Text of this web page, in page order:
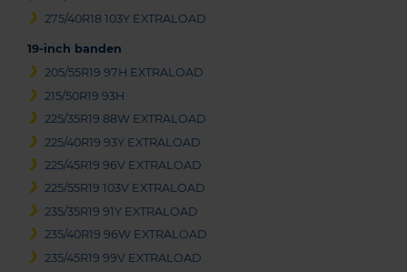
275/40R18 103Y EXTRALOAD
19-inch banden
205/55R19 97H EXTRALOAD
215/50R19 93H
225/35R19 88W EXTRALOAD
225/40R19 93Y EXTRALOAD
225/45R19 96V EXTRALOAD
225/55R19 103V EXTRALOAD
235/35R19 91Y EXTRALOAD
235/40R19 96W EXTRALOAD
235/45R19 99V EXTRALOAD